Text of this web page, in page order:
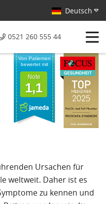
Deutsch
0521 260 555 44
Von Patienten
bewertet mit
Note
1,1
Ursachen für
weltweit. Daher ist es
zu kennen und